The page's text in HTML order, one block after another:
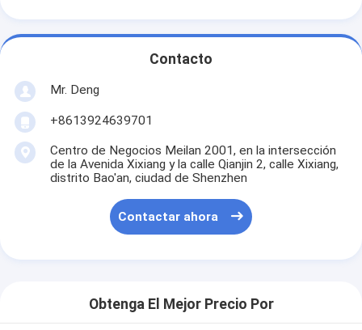
Contacto
Mr. Deng
+8613924639701
Centro de Negocios Meilan 2001, en la intersección
de la Avenida Xixiang y la calle Qianjin 2, calle Xixiang,
distrito Bao'an, ciudad de Shenzhen
Contactar ahora
Obtenga El Mejor Precio Por